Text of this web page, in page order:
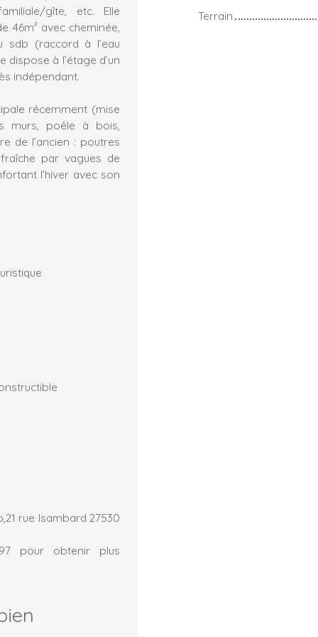
gîte, etc. Elle
46m² avec cheminée,
sdb (raccord à l’eau
à l’étage d’un
indépendant.
récemment (mise
murs, poêle à bois,
de l’ancien : poutres
par vagues de
l’hiver avec son
rue Isambard 27530
pour obtenir plus
Terrain